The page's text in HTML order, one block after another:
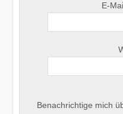
E-
Benachrichtige mich